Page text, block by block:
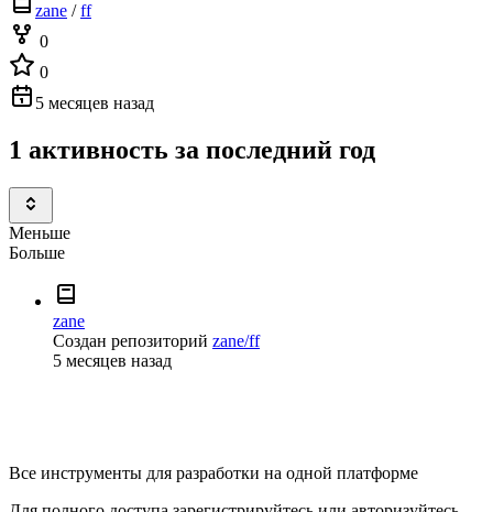
zane /ff
0
0
5 месяцев назад
1 активность за последний год
Меньше
Больше
zane
Создан репозиторий zane/ff
5 месяцев назад
Все инструменты для разработки на одной платформе